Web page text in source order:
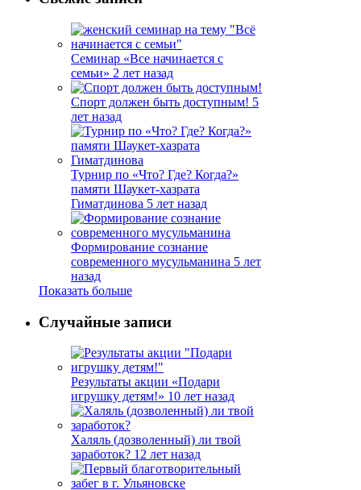
Семинар «Все начинается с
семьи» 2 лет назад
Спорт должен быть доступным! 5
лет назад
Турнир по «Что? Где? Когда?»
памяти Шаукет-хазрата
Гиматдинова 5 лет назад
Формирование сознание
современного мусульманина 5 лет
назад
Показать больше
Случайные записи
Результаты акции «Подари
игрушку детям!» 10 лет назад
Халяль (дозволенный) ли твой
заработок? 12 лет назад